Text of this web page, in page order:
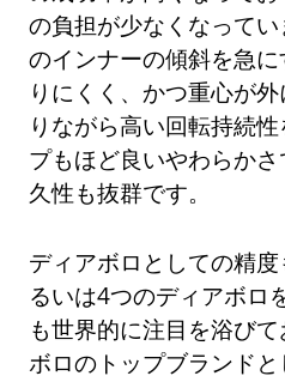
の負担が少なくなって
のインナーの傾斜を急
りにくく、かつ重心が
りながら高い回転持続
プもほど良いやわらか
久性も抜群です。
ディアボロとしての精
るいは4つのディアボロ
も世界的に注目を浴び
ボロのトップブランドと